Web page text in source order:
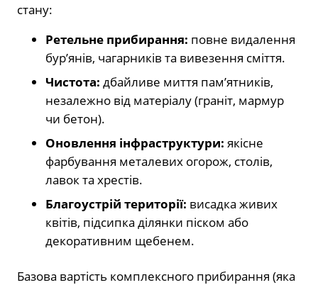
стану:
Ретельне прибирання: повне видалення
бур’янів, чагарників та вивезення сміття.
Чистота: дбайливе миття пам’ятників,
незалежно від матеріалу (граніт, мармур
чи бетон).
Оновлення інфраструктури: якісне
фарбування металевих огорож, столів,
лавок та хрестів.
Благоустрій території: висадка живих
квітів, підсипка ділянки піском або
декоративним щебенем.
Базова вартість комплексного прибирання (яка